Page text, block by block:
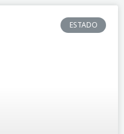
ESTADO